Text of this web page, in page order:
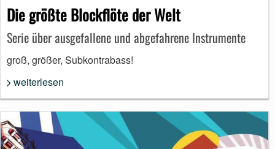
Die größte Blockflöte der Welt
Serie über ausgefallene und abgefahrene Instrumente
groß, größer, Subkontrabass!
weiterlesen